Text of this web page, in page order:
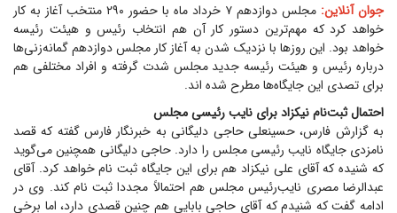
جوان آنلاین:
مجلس دوازدهم ۷ خرداد ماه با حضور ۲۹۰ منتخب آغاز به کار
خواهد کرد که مهم‌ترین دستور کار آن هم انتخاب رئیس و هیئت رئیسه
خواهد بود. این روز‌ها با نزدیک شدن به آغاز کار مجلس دوازدهم گمانه‌زنی‌ها
درباره رئیس و هیئت رئیسه جدید مجلس شدت گرفته و افراد مختلفی هم
برای تصدی این جایگاه‌ها مطرح شده اند.
احتمال ثبت‌نام نیکزاد برای نایب رئیسی مجلس
به گزارش فارس، حسینعلی حاجی دلیگانی به خبرنگار فارس گفته که قصد
نامزدی جایگاه نایب رئیسی مجلس را دارد. حاجی دلیگانی همچنین می‌گوید
که شنیده که آقای علی نیکزاد هم برای این جایگاه ثبت نام خواهد کرد. آقای
عبدالرضا مصری نایب‌رئیس مجلس هم احتمالاً مجددا ثبت نام کند. وی در
ادامه گفت که شنیدم که آقای حاجی بابایی هم چنین قصدی دارد، اما برخی